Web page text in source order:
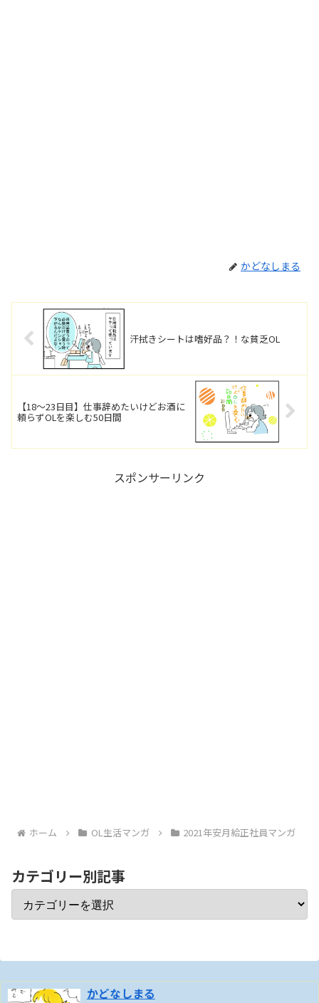
かどなしまる
汗拭きシートは嗜好品？！な貧乏OL
【18～23日目】仕事辞めたいけどお酒に
頼らずOLを楽しむ50日間
スポンサーリンク
ホーム OL生活マンガ 2021年安月給正社員マンガ
カテゴリー別記事
かどなしまる